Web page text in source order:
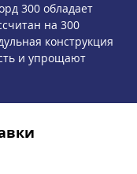
300 обладает
на 300
конструкция
и упрощают